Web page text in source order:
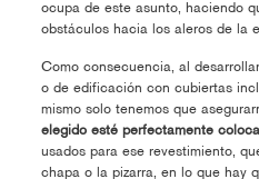
ocupa de este asunto, haciendo
obstáculos hacia los aleros de la
Como consecuencia, al
o de edificación con cubiertas
mismo solo tenemos que
elegido esté perfectamente
usados para ese revestimiento,
chapa o la pizarra, en lo que hay